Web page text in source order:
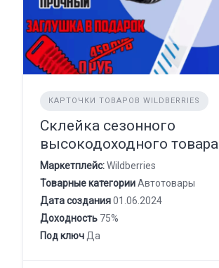
КАРТОЧКИ ТОВАРОВ WILDBERRIES
Склейка сезонного
высокодоходного товара
Маркетплейс:Wildberries
Товарные категорииАвтотовары
Дата создания01.06.2024
Доходность 75%
Под ключ Да